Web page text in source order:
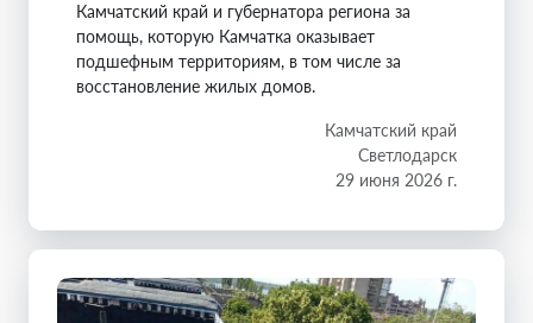
Камчатский край и губернатора региона за
помощь, которую Камчатка оказывает
подшефным территориям, в том числе за
восстановление жилых домов.
Камчатский край
Светлодарск
29 июня 2026 г.